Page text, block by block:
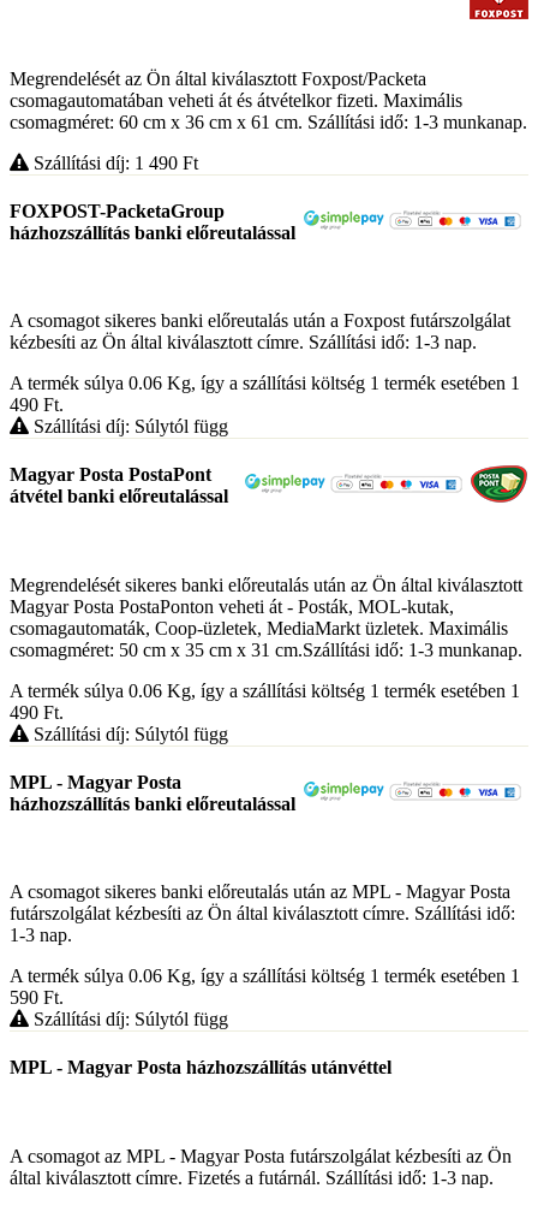
Megrendelését az Ön által kiválasztott Foxpost/Packeta
csomagautomatában veheti át és átvételkor fizeti. Maximális
csomagméret: 60 cm x 36 cm x 61 cm. Szállítási idő: 1-3 munkanap.
Szállítási díj: 1 490 Ft
FOXPOST-PacketaGroup
házhozszállítás banki előreutalással
A csomagot sikeres banki előreutalás után a Foxpost futárszolgálat
kézbesíti az Ön által kiválasztott címre. Szállítási idő: 1-3 nap.
A termék súlya 0.06 Kg, így a szállítási költség 1 termék esetében 1
490 Ft.
Szállítási díj: Súlytól függ
Magyar Posta PostaPont
átvétel banki előreutalással
Megrendelését sikeres banki előreutalás után az Ön által kiválasztott
Magyar Posta PostaPonton veheti át - Posták, MOL-kutak,
csomagautomaták, Coop-üzletek, MediaMarkt üzletek. Maximális
csomagméret: 50 cm x 35 cm x 31 cm.Szállítási idő: 1-3 munkanap.
A termék súlya 0.06 Kg, így a szállítási költség 1 termék esetében 1
490 Ft.
Szállítási díj: Súlytól függ
MPL - Magyar Posta
házhozszállítás banki előreutalással
A csomagot sikeres banki előreutalás után az MPL - Magyar Posta
futárszolgálat kézbesíti az Ön által kiválasztott címre. Szállítási idő:
1-3 nap.
A termék súlya 0.06 Kg, így a szállítási költség 1 termék esetében 1
590 Ft.
Szállítási díj: Súlytól függ
MPL - Magyar Posta házhozszállítás utánvéttel
A csomagot az MPL - Magyar Posta futárszolgálat kézbesíti az Ön
által kiválasztott címre. Fizetés a futárnál. Szállítási idő: 1-3 nap.